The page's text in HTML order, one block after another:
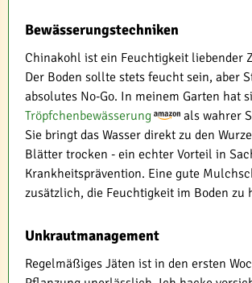
Bewässerungstechniken
Chinakohl ist ein Feuchtigkeit liebender
Der Boden sollte stets feucht sein, aber
absolutes No-Go. In meinem Garten hat
Tröpfchenbewässerung
als wahrer
Sie bringt das Wasser direkt zu den
Blätter trocken - ein echter Vorteil in
Krankheitsprävention. Eine gute
zusätzlich, die Feuchtigkeit im Boden zu
Unkrautmanagement
Regelmäßiges Jäten ist in den ersten